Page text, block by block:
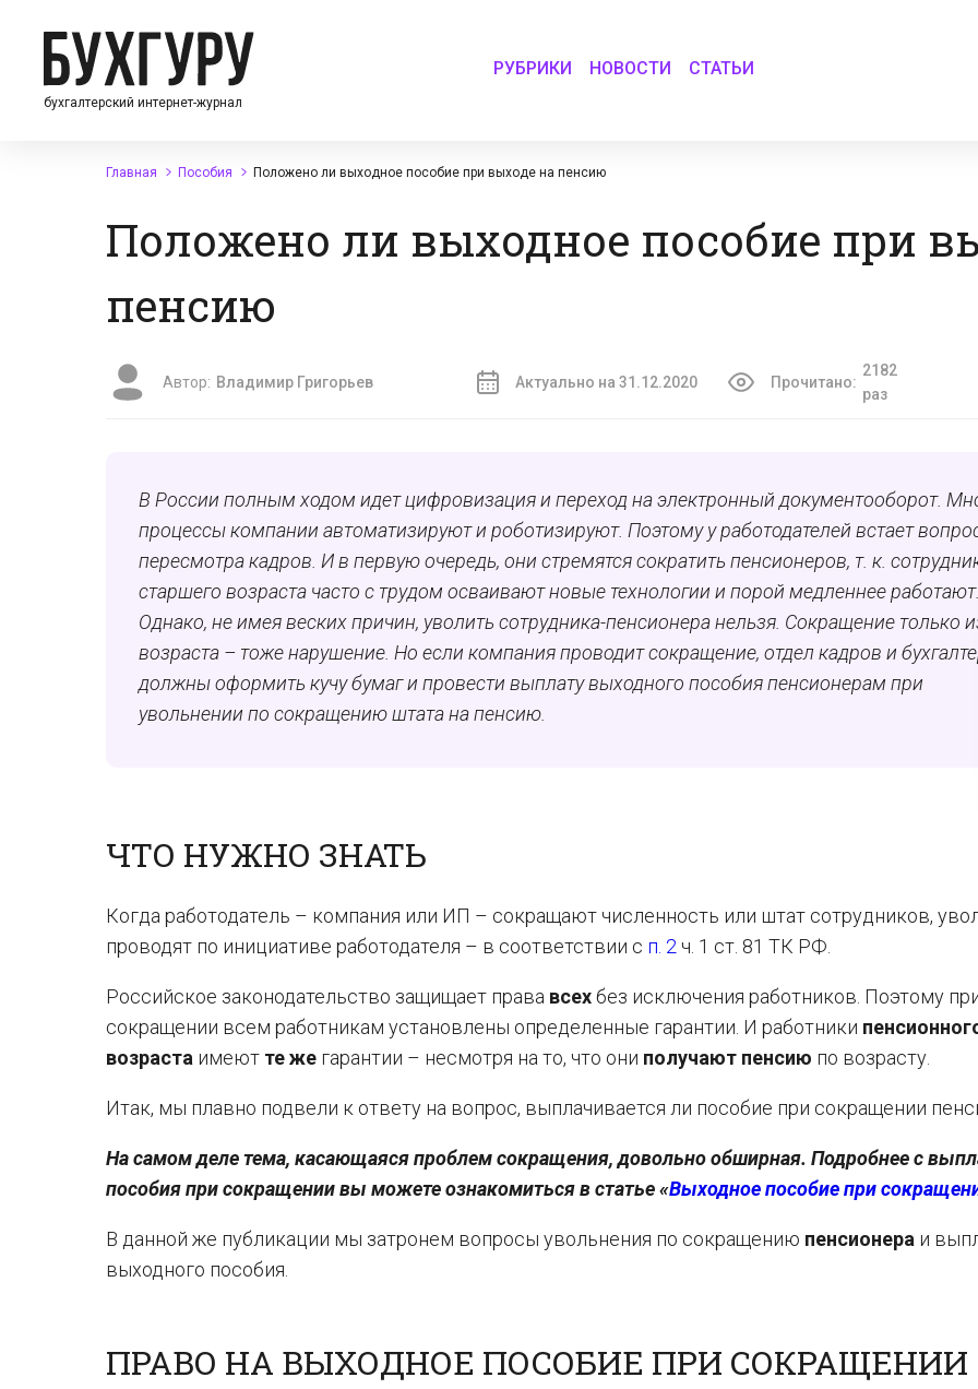
бухгалтерский интернет-журнал
РУБРИКИ НОВОСТИ СТАТЬИ
Главная Пособия Положено ли выходное пособие при выходе на пенсию
Положено ли выходное пособие при
пенсию
Автор: Владимир Григорьев Актуально на 31.12.2020 Прочитано:
2182
раз
В России полным ходом идет цифровизация и переход на электронный документооборот.
процессы компании автоматизируют и роботизируют. Поэтому у работодателей встает
пересмотра кадров. И в первую очередь, они стремятся сократить пенсионеров, т. к.
старшего возраста часто с трудом осваивают новые технологии и порой медленнее работают.
Однако, не имея веских причин, уволить сотрудника-пенсионера нельзя. Сокращение только
возраста – тоже нарушение. Но если компания проводит сокращение, отдел кадров и
должны оформить кучу бумаг и провести выплату выходного пособия пенсионерам при
увольнении по сокращению штата на пенсию.
ЧТО НУЖНО ЗНАТЬ
Когда работодатель – компания или ИП – сокращают численность или штат сотрудников,
проводят по инициативе работодателя – в соответствии с п. 2 ч. 1 ст. 81 ТК РФ.
Российское законодательство защищает права всехбез исключения работников. Поэтому
сокращении всем работникам установлены определенные гарантии. И работники
возраста имеют те же гарантии – несмотря на то, что они получают пенсию по возрасту.
Итак, мы плавно подвели к ответу на вопрос, выплачивается ли пособие при сокращении
На самом деле тема, касающаяся проблем сокращения, довольно обширная. Подробнее с
пособия при сокращении вы можете ознакомиться в статье «Выходное пособие при
В данной же публикации мы затронем вопросы увольнения по сокращению пенсионера и
выходного пособия.
ПРАВО НА ВЫХОДНОЕ ПОСОБИЕ ПРИ СОКРАЩЕНИИ